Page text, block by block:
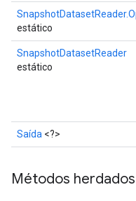
estático
SnapshotDatasetReader
estático
Saída <?>
Métodos herdados